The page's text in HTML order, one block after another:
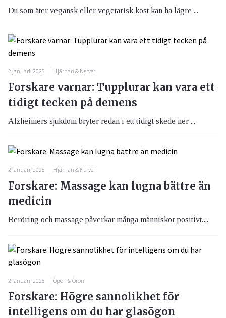
Du som äter vegansk eller vegetarisk kost kan ha lägre ...
2 januari, 2025 Hjärnan & Nerver
Forskare varnar: Tupplurar kan vara ett
tidigt tecken på demens
Alzheimers sjukdom bryter redan i ett tidigt skede ner ...
2 januari, 2025 Hjärnan & Nerver
Forskare: Massage kan lugna bättre än
medicin
Beröring och massage påverkar många människor positivt,...
2 januari, 2025 Ögon & Öron
Forskare: Högre sannolikhet för
intelligens om du har glasögon